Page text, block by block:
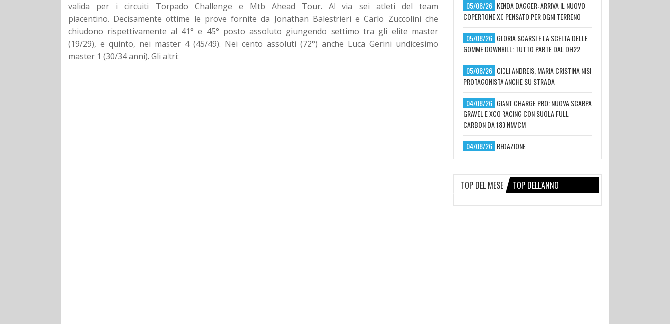
valida per i circuiti Torpado Challenge e Mtb Ahead Tour. Al via sei atleti del team
piacentino. Decisamente ottime le prove fornite da Jonathan Balestrieri e Carlo Zuccolini che
chiudono rispettivamente al 41° e 45° posto assoluto giungendo settimo tra gli elite master
(19/29), e quinto, nei master 4 (45/49). Nei cento assoluti (72°) anche Luca Gerini undicesimo
master 1 (30/34 anni). Gli altri:
05/08/26 KENDA DAGGER: ARRIVA IL NUOVO
COPERTONE XC PENSATO PER OGNI TERRENO
05/08/26 GLORIA SCARSI E LA SCELTA DELLE
GOMME DOWNHILL: TUTTO PARTE DAL DH22
05/08/26 CICLI ANDREIS, MARIA CRISTINA NISI
PROTAGONISTA ANCHE SU STRADA
04/08/26 GIANT CHARGE PRO: NUOVA SCARPA
GRAVEL E XCO RACING CON SUOLA FULL
CARBON DA 180 NM/CM
04/08/26 REDAZIONE
TOP DEL MESE TOP DELL'ANNO